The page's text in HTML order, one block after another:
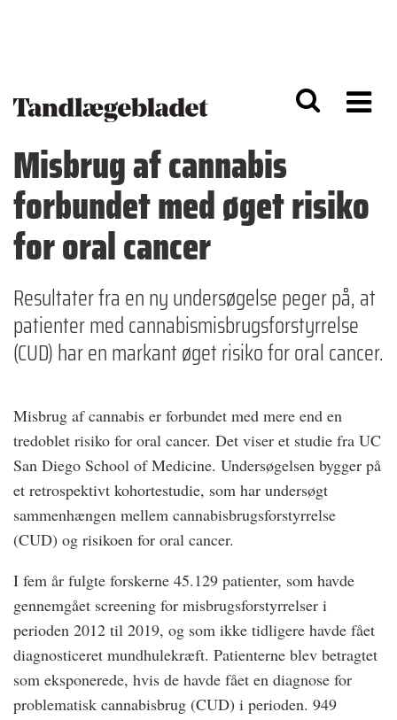
Misbrug af cannabis
forbundet med øget risiko
for oral cancer
Resultater fra en ny undersøgelse peger på, at
patienter med cannabismisbrugsforstyrrelse
(CUD) har en markant øget risiko for oral cancer.
Misbrug af cannabis er forbundet med mere end en
tredoblet risiko for oral cancer. Det viser et studie fra UC
San Diego School of Medicine. Undersøgelsen bygger på
et retrospektivt kohortestudie, som har undersøgt
sammenhængen mellem cannabisbrugsforstyrrelse
(CUD) og risikoen for oral cancer.
I fem år fulgte forskerne 45.129 patienter, som havde
gennemgået screening for misbrugsforstyrrelser i
perioden 2012 til 2019, og som ikke tidligere havde fået
diagnosticeret mundhulekræft. Patienterne blev betragtet
som eksponerede, hvis de havde fået en diagnose for
problematisk cannabisbrug (CUD) i perioden. 949